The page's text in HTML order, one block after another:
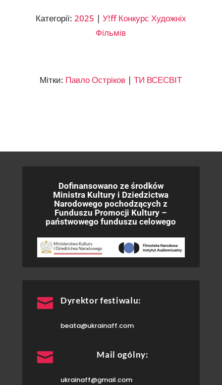
Категорії: 2025 | У!ff Конкурс Художніх
Фільмів
Мітки: Павло Остріков |ТИ ВСЕСВІТ
Dofinansowano ze środków
Ministra Kultury i Dziedzictwa
Narodowego pochodzących z
Funduszu Promocji Kultury –
państwowego funduszu celowego
 Dyrektor festiwalu:
beata@ukrainaff.com
 Mail ogólny:
ukrainaff@gmail.com